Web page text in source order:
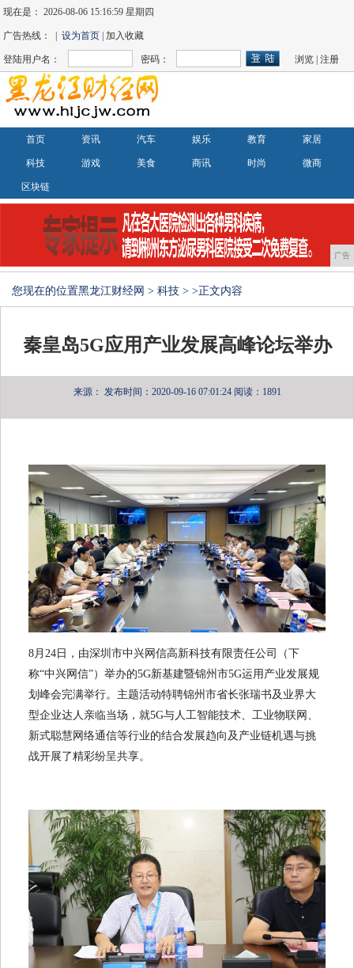
现在是：2026-08-06 15:17:00 星期四
广告热线： |设为首页 | 加入收藏
登陆用户名： 密码： 浏览 |注册
首页 资讯 汽车 娱乐 教育 家居
科技 游戏 美食 商讯 时尚 微商
区块链
广告
您现在的位置黑龙江财经网 > 科技 > >正文内容
秦皇岛5G应用产业发展高峰论坛举办
来源： 发布时间：2020-09-16 07:01:24 阅读：1891
8月24日，由深圳市中兴网信高新科技有限责任公司（下
称“中兴网信”）举办的5G新基建暨锦州市5G运用产业发展规
划峰会完满举行。主题活动特聘锦州市省长张瑞书及业界大
型企业达人亲临当场，就5G与人工智能技术、工业物联网、
新式聪慧网络通信等行业的结合发展趋向及产业链机遇与挑
战开展了精彩纷呈共享。